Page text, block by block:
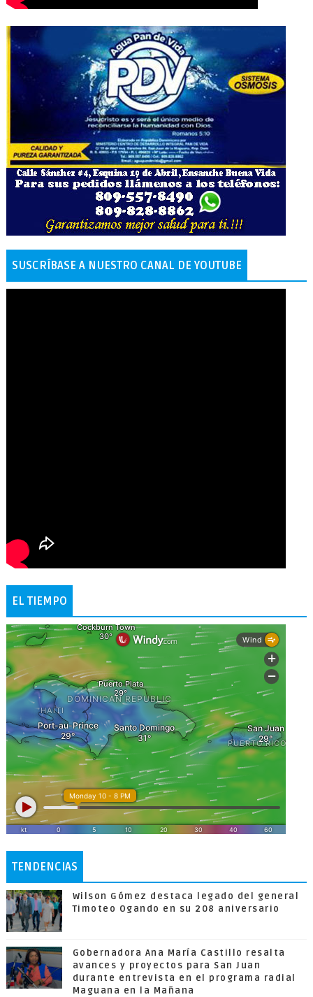
SUSCRÍBASE A NUESTRO CANAL DE YOUTUBE
EL TIEMPO
TENDENCIAS
Wilson Gómez destaca legado del general
Timoteo Ogando en su 208 aniversario
Gobernadora Ana María Castillo resalta
avances y proyectos para San Juan
durante entrevista en el programa radial
Maguana en la Mañana